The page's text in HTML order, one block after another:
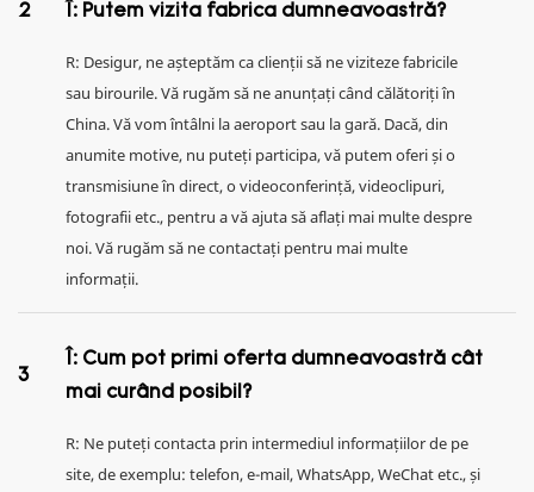
2 Î: Putem vizita fabrica dumneavoastră?
R: Desigur, ne așteptăm ca clienții să ne viziteze fabricile
sau birourile. Vă rugăm să ne anunțați când călătoriți în
China. Vă vom întâlni la aeroport sau la gară. Dacă, din
anumite motive, nu puteți participa, vă putem oferi și o
transmisiune în direct, o videoconferință, videoclipuri,
fotografii etc., pentru a vă ajuta să aflați mai multe despre
noi. Vă rugăm să ne contactați pentru mai multe
informații.
3
Î: Cum pot primi oferta dumneavoastră cât
mai curând posibil?
R: Ne puteți contacta prin intermediul informațiilor de pe
site, de exemplu: telefon, e-mail, WhatsApp, WeChat etc., și